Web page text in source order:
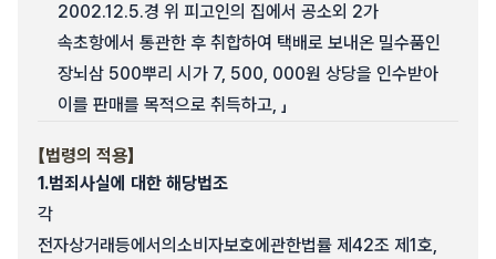
2002.12.5.경 위 피고인의 집에서 공소외 2가
속초항에서 통관한 후 취합하여 택배로 보내온 밀수품인
장뇌삼 500뿌리 시가 7, 500, 000원 상당을 인수받아
이를 판매를 목적으로 취득하고, 」
【법령의 적용】
1.범죄사실에 대한 해당법조
각
전자상거래등에서의소비자보호에관한법률 제42조 제1호,